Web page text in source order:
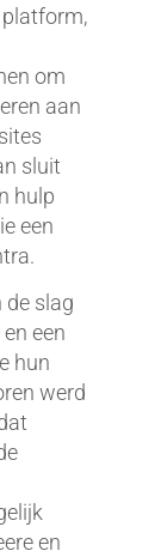
platform,
om
aan
sluit
hulp
een
de slag
een
hun
werd
en